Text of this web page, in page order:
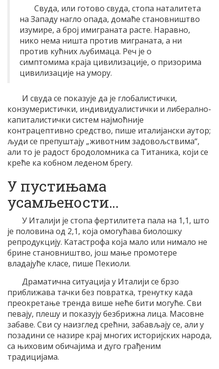
Свуда, или готово свуда, стопа наталитета
на Западу нагло опада, домаће становништво
изумире, а број имиграната расте. Наравно,
нико нема ништа против миграната, а ни
против кућних љубимаца. Реч је о
симптомима краја цивилизације, о призорима
цивилизације на умору.
И свуда се показује да је глобалистички,
конзумеристички, индивидуалистички и либерално-
капиталистички систем најмоћније
контрацептивно средство, пише италијански аутор;
људи се препуштају „животним задовољствима“,
али то је радост бродоломника са Титаника, који се
креће ка кобном леденом брегу.
У пустињама
усамљености…
У Италији је стопа фертилитета пала на 1,1, што
је половина од 2,1, која омогућава биолошку
репродукцију. Катастрофа која мало или нимало не
брине становништво, још мање промотере
владајуће класе, пише Пекиоли.
Драматична ситуација у Италији се брзо
приближава тачки без повратка, тренутку када
преокретање тренда више неће бити могуће. Сви
певају, плешу и показују безбрижна лица. Масовне
забаве. Сви су наизглед срећни, забављају се, али у
позадини се назире крај многих историјских народа,
са њиховим обичајима и дуго грађеним
традицијама.